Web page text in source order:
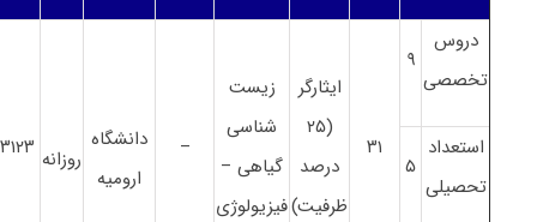
دروس
تخصصی
۹
۳۱
ایثارگر
(۲۵
درصد
ظرفیت)
زیست
شناسی
گیاهی –
فیزیولوژی
–
دانشگاه
ارومیه
روزانه ۳۱۲۳
استعداد
تحصیلی
۵